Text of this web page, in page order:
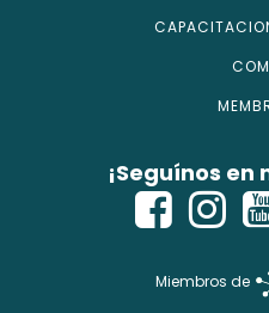
¡Seguínos
Miembros de